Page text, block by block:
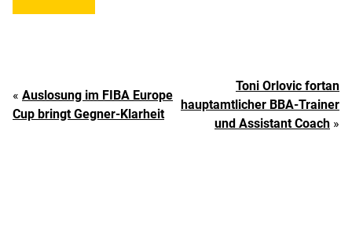
« Auslosung im FIBA Europe
Cup bringt Gegner-Klarheit
Toni Orlovic fortan
hauptamtlicher BBA-Trainer
und Assistant Coach »